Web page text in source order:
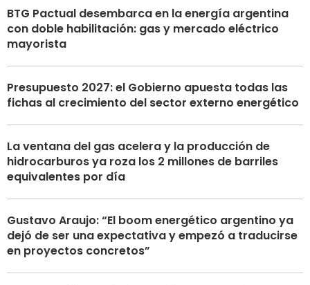
BTG Pactual desembarca en la energía argentina
con doble habilitación: gas y mercado eléctrico
mayorista
Presupuesto 2027: el Gobierno apuesta todas las
fichas al crecimiento del sector externo energético
La ventana del gas acelera y la producción de
hidrocarburos ya roza los 2 millones de barriles
equivalentes por día
Gustavo Araujo: “El boom energético argentino ya
dejó de ser una expectativa y empezó a traducirse
en proyectos concretos”